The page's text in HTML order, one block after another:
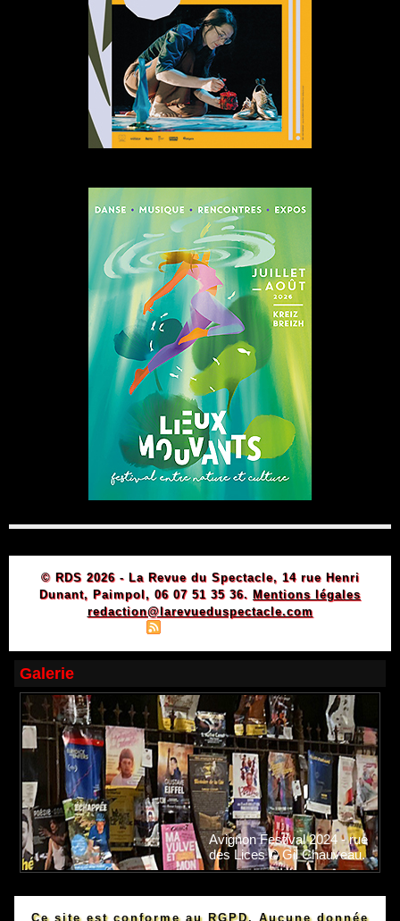
© RDS 2026 - La Revue du Spectacle, 14 rue Henri
Dunant, Paimpol, 06 07 51 35 36. Mentions légales
redaction@larevueduspectacle.com
Galerie
Avignon Festival 2024 - rue
des Lices © Gil Chauveau.
Ce site est conforme au RGPD. Aucune donnée